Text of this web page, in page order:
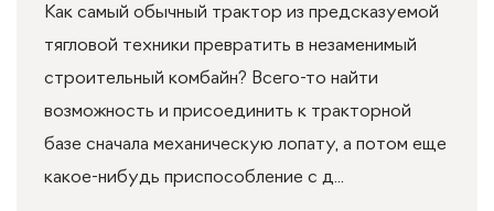
Как самый обычный трактор из предсказуемой
тягловой техники превратить в незаменимый
строительный комбайн? Всего-то найти
возможность и присоединить к тракторной
базе сначала механическую лопату, а потом еще
какое-нибудь приспособление с д...